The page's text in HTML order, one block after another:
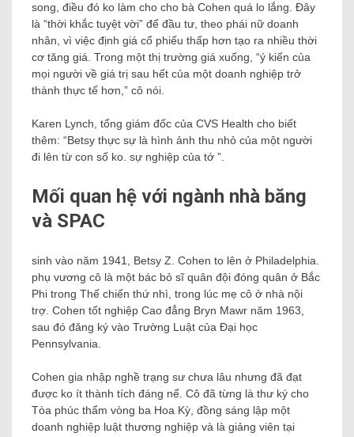
song, điều đó ko làm cho cho bà Cohen quá lo lắng. Đây
là “thời khắc tuyệt vời” để đầu tư, theo phái nữ doanh
nhân, vì việc định giá cổ phiếu thấp hơn tạo ra nhiều thời
cơ tăng giá. Trong một thị trường giá xuống, “ý kiến của
mọi người về giá trị sau hết của một doanh nghiệp trở
thành thực tế hơn,” cô nói.
Karen Lynch, tổng giám đốc của CVS Health cho biết
thêm: “Betsy thực sự là hình ảnh thu nhỏ của một người
đi lên từ con số ko. sự nghiệp của tớ ”.
Mối quan hệ với ngành nhà băng
và SPAC
sinh vào năm 1941, Betsy Z. Cohen to lên ở Philadelphia.
phụ vương cô là một bác bỏ sĩ quân đội đóng quân ở Bắc
Phi trong Thế chiến thứ nhì, trong lúc mẹ cô ở nhà nội
trợ. Cohen tốt nghiệp Cao đẳng Bryn Mawr năm 1963,
sau đó đăng ký vào Trường Luật của Đại học
Pennsylvania.
Cohen gia nhập nghề trạng sư chưa lâu nhưng đã đạt
được ko ít thành tích đáng nể. Cô đã từng là thư ký cho
Tòa phúc thẩm vòng ba Hoa Kỳ, đồng sáng lập một
doanh nghiệp luật thương nghiệp và là giảng viên tại